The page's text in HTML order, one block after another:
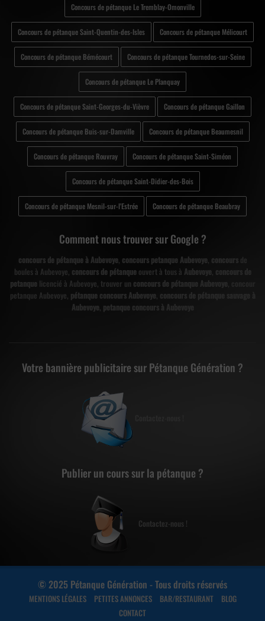
Concours de pétanque Le Tremblay-Omonville
Concours de pétanque Saint-Quentin-des-Isles Concours de pétanque Mélicourt
Concours de pétanque Bémécourt Concours de pétanque Tournedos-sur-Seine
Concours de pétanque Le Planquay
Concours de pétanque Saint-Georges-du-Vièvre Concours de pétanque Gaillon
Concours de pétanque Buis-sur-Damville Concours de pétanque Beaumesnil
Concours de pétanque Rouvray Concours de pétanque Saint-Siméon
Concours de pétanque Saint-Didier-des-Bois
Concours de pétanque Mesnil-sur-l'Estrée Concours de pétanque Beaubray
Comment nous trouver sur Google ?
concours de pétanque à Aubevoye, concours petanque Aubevoye, concoursde
boules à Aubevoye, concours de pétanqueouvert à tous à Aubevoye, concours de
petanque licencié à Aubevoye, trouver un concours de pétanque Aubevoye
petanque Aubevoye, pétanque concours Aubevoye, concours de pétanque sauvage à
Aubevoye, petanque concours à Aubevoye
Votre bannière publicitaire sur Pétanque Génération ?
Publier un cours sur la pétanque ?
Contactez-nous !
© 2025 Pétanque Génération - Tous droits réservés
MENTIONS LÉGALES PETITES ANNONCES BAR/RESTAURANT
BLOG
CONTACT